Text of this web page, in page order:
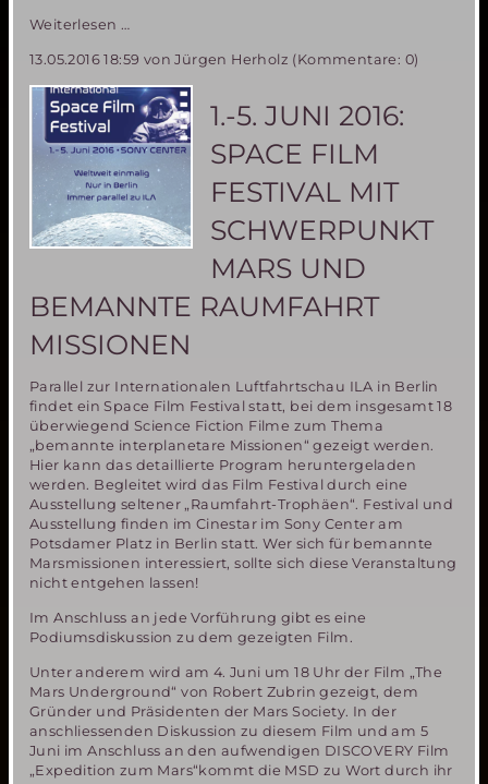
Weiterlesen …
Schreibwettbewerb
des
Vereins
zur
Förderung
Raumfahrt
e.V.
13.05.2016 18:59 von Jürgen Herholz (Kommentare: 0)
1.-5. JUNI 2016:
SPACE FILM
FESTIVAL MIT
SCHWERPUNKT
MARS UND
BEMANNTE RAUMFAHRT
MISSIONEN
Parallel zur Internationalen Luftfahrtschau ILA in Berlin
findet ein Space Film Festival statt, bei dem insgesamt 18
überwiegend Science Fiction Filme zum Thema
„bemannte interplanetare Missionen“ gezeigt werden.
Hier kann das detaillierte Program heruntergeladen
werden. Begleitet wird das Film Festival durch eine
Ausstellung seltener „Raumfahrt-Trophäen“. Festival und
Ausstellung finden im Cinestar im Sony Center am
Potsdamer Platz in Berlin statt. Wer sich für bemannte
Marsmissionen interessiert, sollte sich diese Veranstaltung
nicht entgehen lassen!
Im Anschluss an jede Vorführung gibt es eine
Podiumsdiskussion zu dem gezeigten Film.
Unter anderem wird am 4. Juni um 18 Uhr der Film „The
Mars Underground“ von Robert Zubrin gezeigt, dem
Gründer und Präsidenten der Mars Society. In der
anschliessenden Diskussion zu diesem Film und am 5
Juni im Anschluss an den aufwendigen DISCOVERY Film
„Expedition zum Mars“kommt die MSD zu Wort durch ihr